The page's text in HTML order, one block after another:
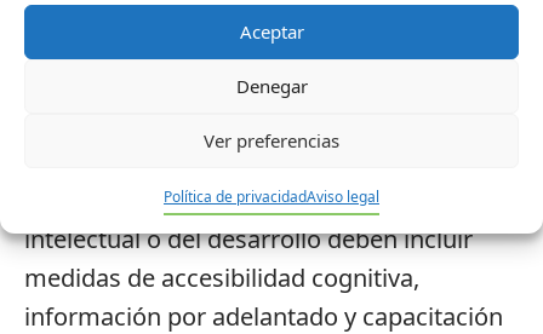
Aceptar
Denegar
Ver preferencias
Política de privacidadAviso legal
miembros del jurado, tenga o no
discapacidad, será igualmente
Además, los apoyos y ajustes necesarios en
el caso de las personas con discapacidad
intelectual o del desarrollo deben incluir
medidas de accesibilidad cognitiva,
información por adelantado y capacitación